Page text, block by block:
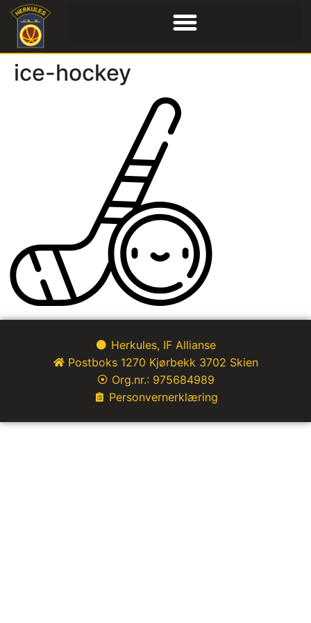
ice-hockey
Herkules, IF Allianse
Postboks 1270 Kjørbekk 3702 Skien
Org.nr.: 975684989
Personvernerklæring